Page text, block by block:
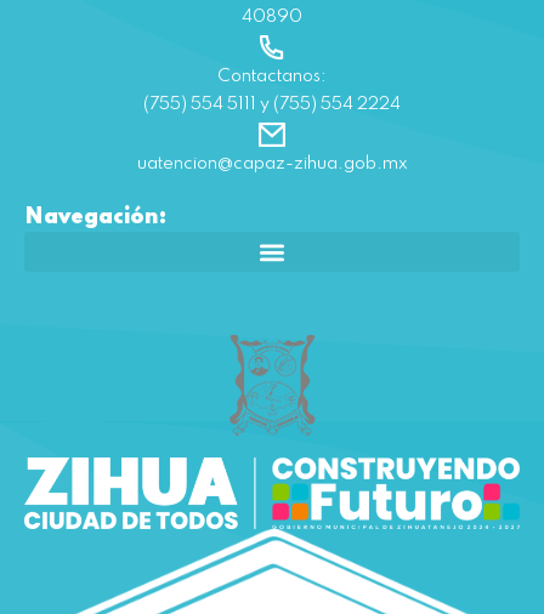
40890
Contactanos:
(755) 554 5111 y (755) 554 2224
uatencion@capaz-zihua.gob.mx
Navegación: